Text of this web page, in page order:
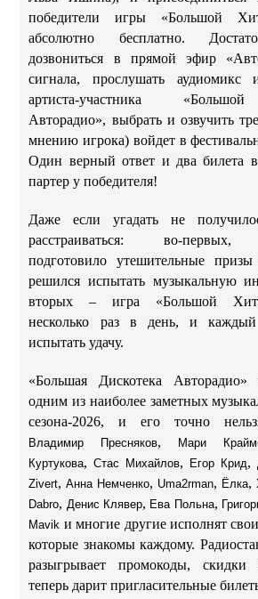
победители игры «Большой
абсолютно бесплатно.
дозвониться в прямой эфир
сигнала, прослушать аудиомикс
артиста‑участника
Авторадио», выбрать и озвучить
мнению игрока) войдет в
Один верный ответ и два билета
партер у победителя!
Даже если угадать не
расстраиваться: во-первых,
подготовило утешительные
решился испытать музыкальную
вторых – игра «Большой
несколько раз в день, и
испытать удачу.
«Большая Дискотека Авторадио»
одним из наиболее заметных
сезона-2026, и его точно
Владимир Пресняков, Мари
Куртукова,Стас Михайлов, Егор Крид,
Zivert,Анна Немченко, Uma2rman, Ёлка,
Dabro, Денис Клявер, Ева Польна,
Mavik и многие другие исполнят
которые знакомы каждому.
разыгрывает промокоды,
теперь дарит пригласительные